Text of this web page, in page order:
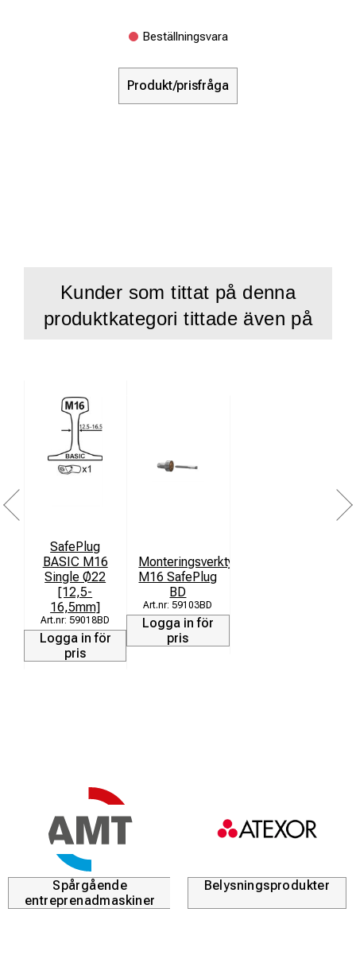
Beställningsvara
Produkt/prisfråga
Kunder som tittat på denna
produktkategori tittade även på
SafePlug
BASIC M16
Single Ø22
[12,5-
16,5mm]
59018BD
Logga in för
pris
Monteringsverktyg
M16 SafePlug
BD
59103BD
Logga in för
pris
Spårgående
entreprenadmaskiner
Belysningsprodukter